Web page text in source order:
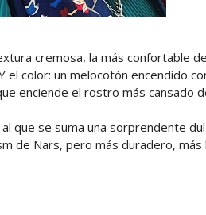
cremosa, la más confortable
color: un melocotón encendido
enciende el rostro más cansado
que se suma una sorprendente
de Nars, pero más duradero,